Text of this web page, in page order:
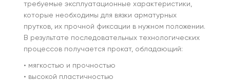
требуемые эксплуатационные характеристики,
которые необходимы для вязки арматурных
прутков, их прочной фиксации в нужном положении.
В результате последовательных технологических
процессов получается прокат, обладающий:
• мягкостью и прочностью
• высокой пластичностью